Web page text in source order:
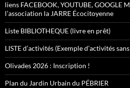
liens FACEBOOK, YOUTUBE, GOOGLE
l’association la JARRE Écocitoyenne
Liste BIBLIOTHEQUE (livre en prêt)
LISTE d’activités (Exemple d’activités
Olivades 2026 : Inscription !
Plan du Jardin Urbain du PÉBRIER